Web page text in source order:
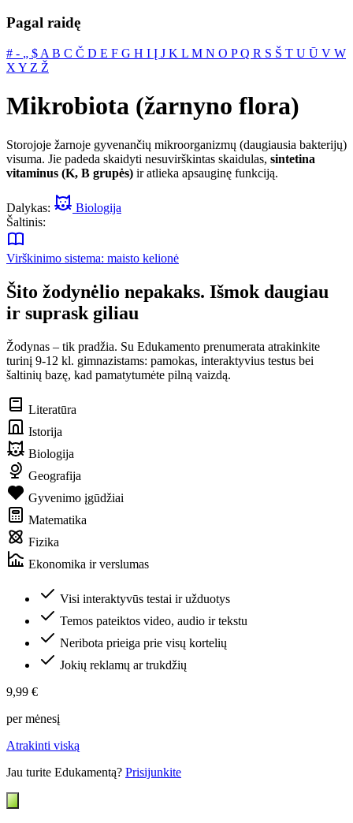
Pagal raidę
# ‐ „ $ A B C Č D E F G H I Į J K L M N O PQ R S Š T U Ū V W
X Y Z Ž
Mikrobiota (žarnyno flora)
Storojoje žarnoje gyvenančių mikroorganizmų (daugiausia bakterijų)
visuma. Jie padeda skaidyti nesuvirškintas skaidulas, sintetina
vitaminus (K, B grupės) ir atlieka apsauginę funkciją.
Dalykas:
Biologija
Šaltinis:
Virškinimo sistema: maisto kelionė
Šito žodynėlio nepakaks. Išmok daugiau
ir suprask giliau
Žodynas – tik pradžia. Su Edukamento prenumerata atrakinkite
turinį 9-12 kl. gimnazistams: pamokas, interaktyvius testus bei
šaltinių bazę, kad pamatytumėte pilną vaizdą.
Literatūra
Istorija
Biologija
Geografija
Gyvenimo įgūdžiai
Matematika
Fizika
Ekonomika ir verslumas
Visi interaktyvūs testai ir užduotys
Temos pateiktos video, audio ir tekstu
Neribota prieiga prie visų kortelių
Jokių reklamų ar trukdžių
9,99 €
per mėnesį
Atrakinti viską
Jau turite Edukamentą? Prisijunkite